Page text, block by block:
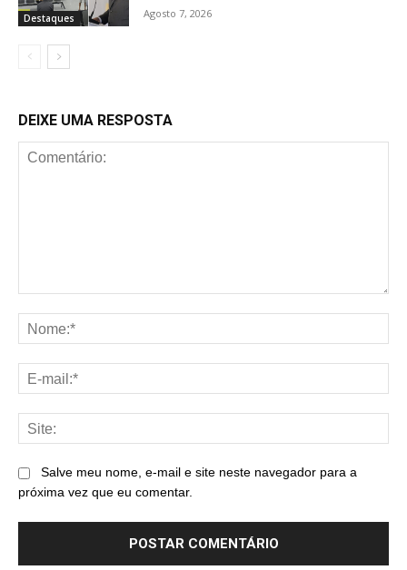
Destaques Agosto 7, 2026
DEIXE UMA RESPOSTA
Salve meu nome, e-mail e site neste navegador para a
próxima vez que eu comentar.